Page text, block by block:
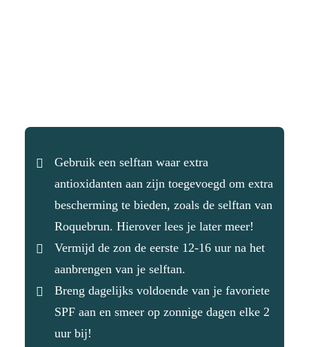
Gebruik een selftan waar extra
antioxidanten aan zijn toegevoegd om extra
bescherming te bieden, zoals de selftan van
Roquebrun. Hierover lees je later meer!
Vermijd de zon de eerste 12-16 uur na het
aanbrengen van je selftan.
Breng dagelijks voldoende van je favoriete
SPF aan en smeer op zonnige dagen elke 2
uur bij!